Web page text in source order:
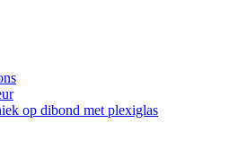
op dibond met plexiglas